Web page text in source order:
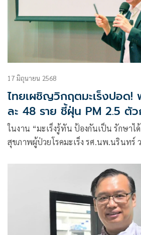
17 มิถุนายน 2568
ไทยเผชิญวิกฤตมะเร็งปอด!
ละ 48 ราย ชี้ฝุ่น PM 2.5 ตั
ในงาน “มะเร็งรู้ทัน ป้องกันเป็น รักษา
สุขภาพผู้ป่วยโรคมะเร็ง รศ.นพ.นรินทร์
โลกจะเพิ่มขึ้นมากกว่าร้อยละ 77 ภายใ
สถิติมะเร็งในประเทศไทย ในปี 2022